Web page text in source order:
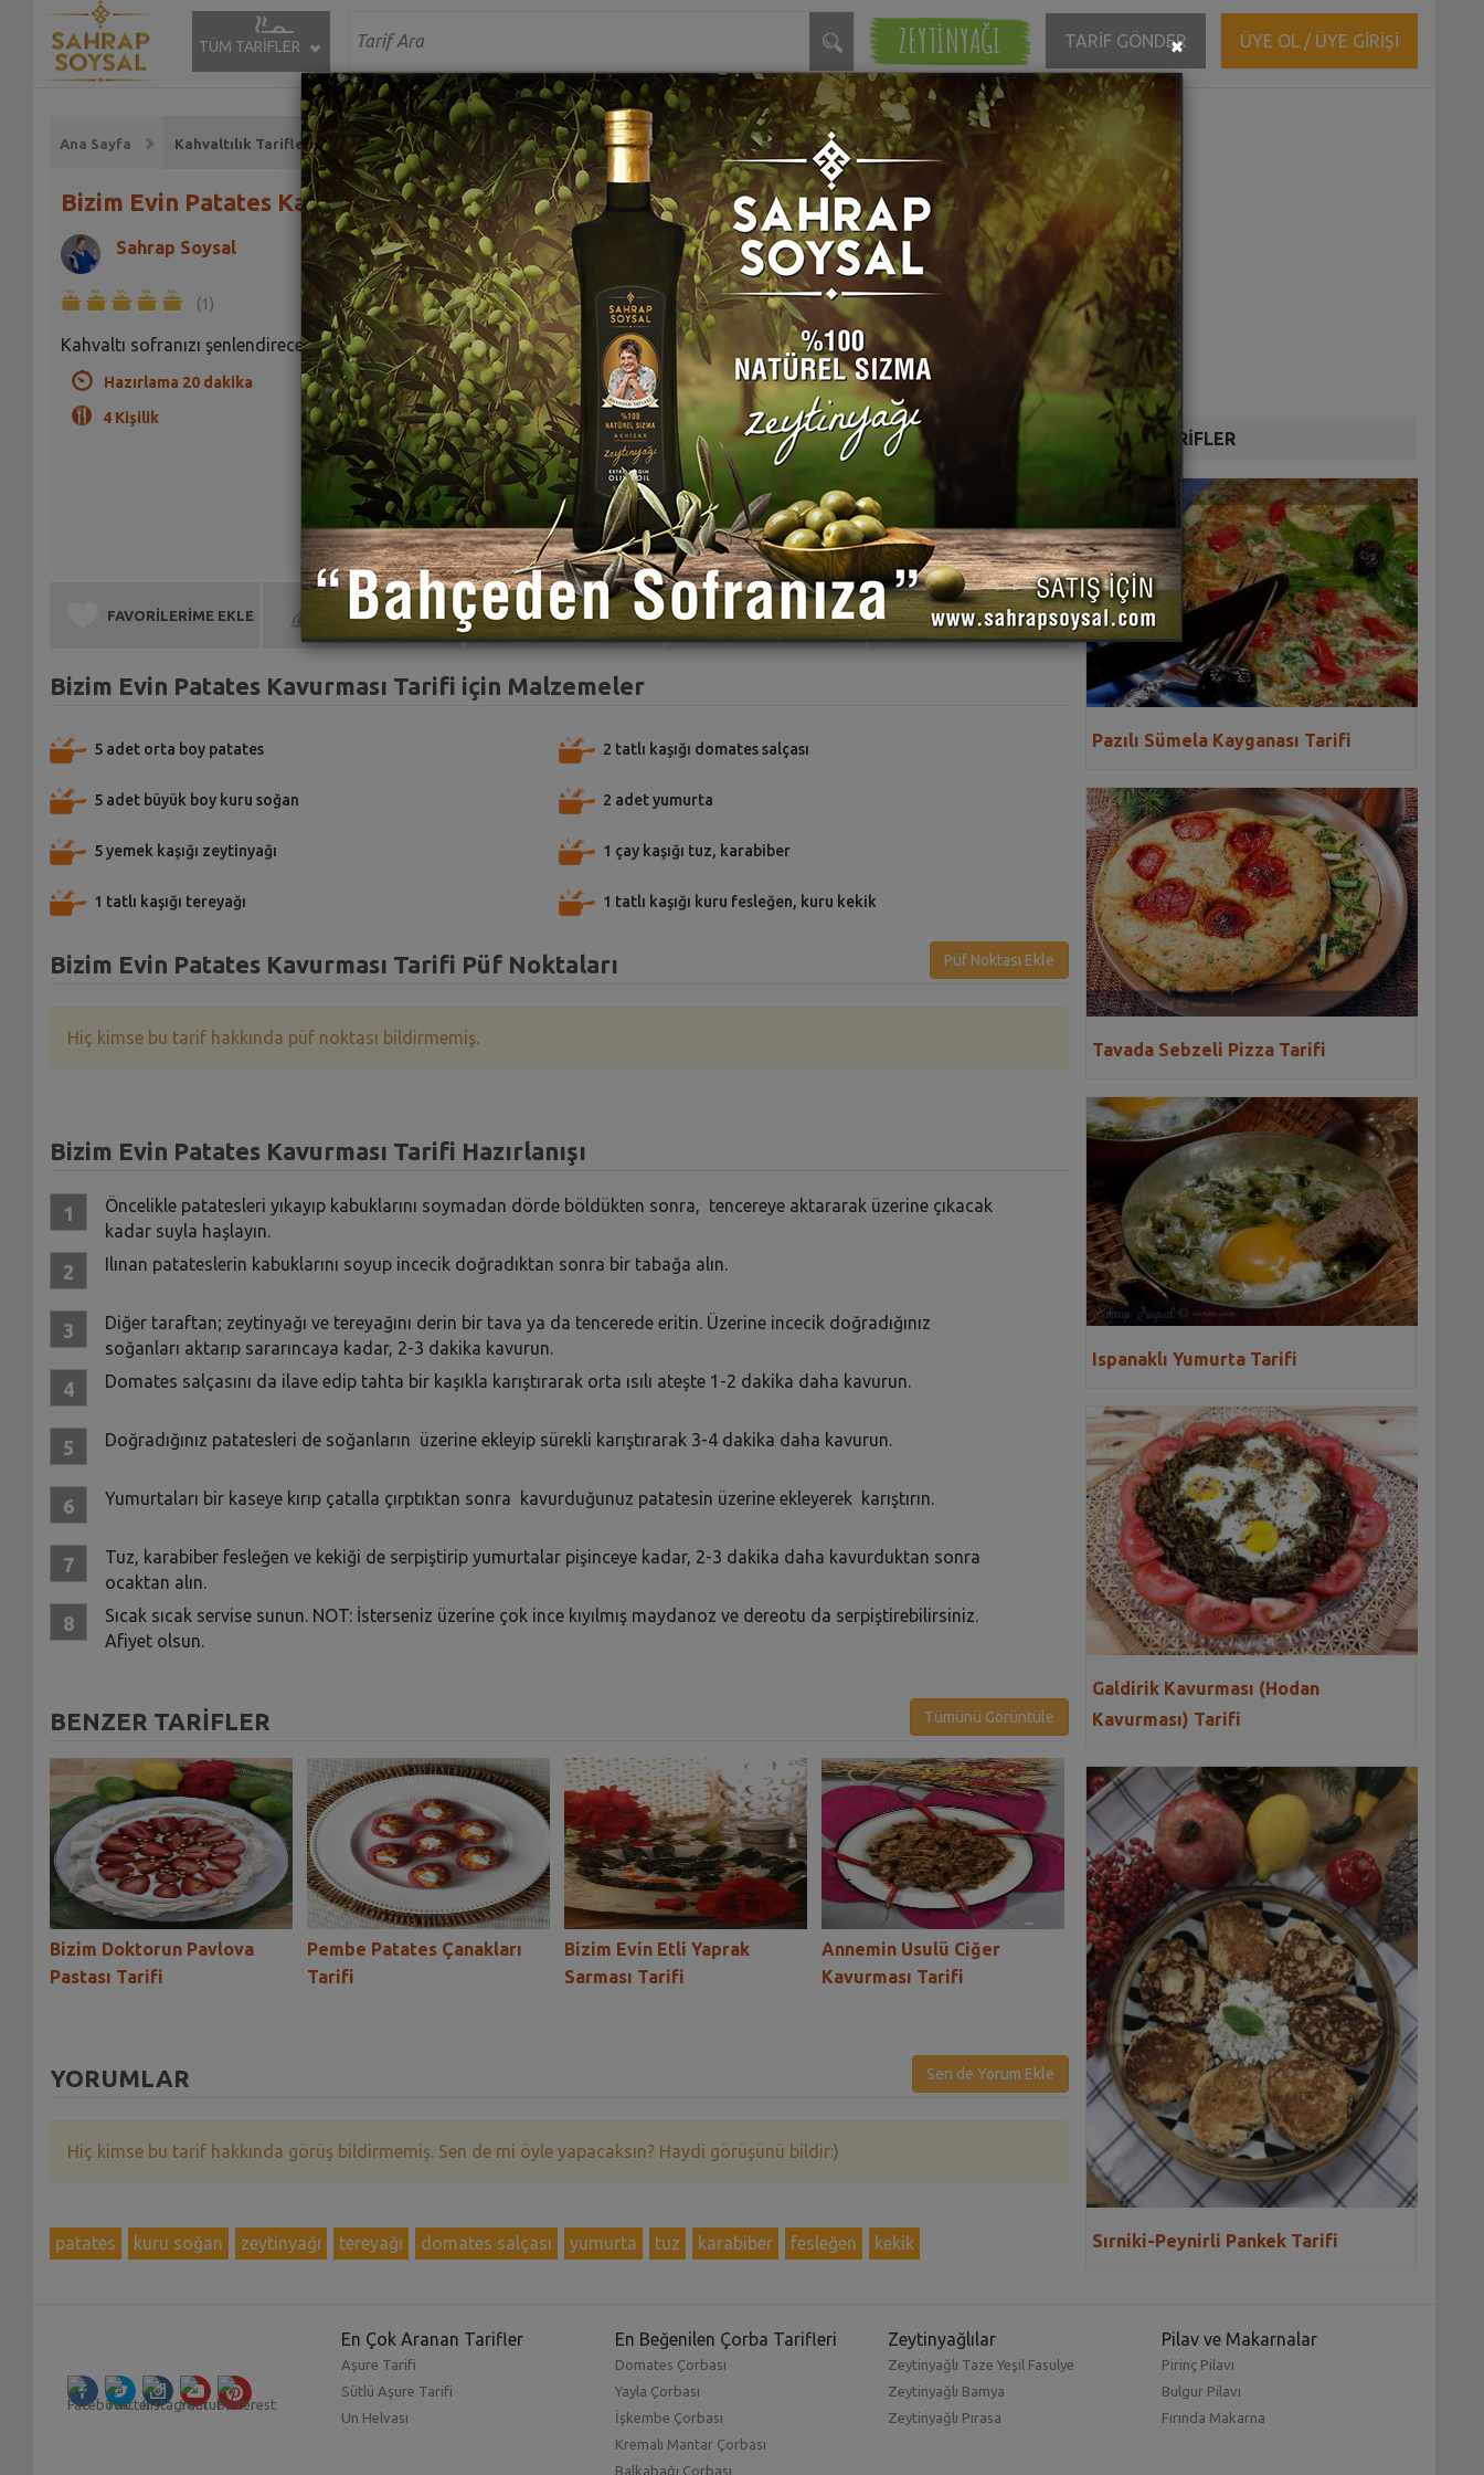
TÜM TARİFLER ZEYTİNYAĞI TARİF GÖNDER ÜYE OL / ÜYE GİRİŞİ
Ana Sayfa Kahvaltılık Tarifleri
Bizim Evin Patates Kavurması Tarifi
Sahrap Soysal
(1)
Kahvaltı sofranızı şenlendirecek leziz bir yemek tarifi
Hazırlama 20 dakika
4 Kişilik
FAVORİLERİME EKLE BEN DE YAPTIM TARİFE PUAN VER TARİFİ PAYLAŞ TARİFİ YAZDIR
Bizim Evin Patates Kavurması Tarifi için Malzemeler
5 adet orta boy patates
5 adet büyük boy kuru soğan
5 yemek kaşığı zeytinyağı
1 tatlı kaşığı tereyağı
2 tatlı kaşığı domates salçası
2 adet yumurta
1 çay kaşığı tuz, karabiber
1 tatlı kaşığı kuru fesleğen, kuru kekik
Bizim Evin Patates Kavurması Tarifi Püf Noktaları Püf Noktası Ekle
Hiç kimse bu tarif hakkında püf noktası bildirmemiş.
Bizim Evin Patates Kavurması Tarifi Hazırlanışı
Öncelikle patatesleri yıkayıp kabuklarını soymadan dörde böldükten sonra, tencereye aktararak üzerine çıkacak
kadar suyla haşlayın.
Ilınan patateslerin kabuklarını soyup incecik doğradıktan sonra bir tabağa alın.
Diğer taraftan; zeytinyağı ve tereyağını derin bir tava ya da tencerede eritin. Üzerine incecik doğradığınız
soğanları aktarıp sararıncaya kadar, 2-3 dakika kavurun.
Domates salçasını da ilave edip tahta bir kaşıkla karıştırarak orta ısılı ateşte 1-2 dakika daha kavurun.
Doğradığınız patatesleri de soğanların üzerine ekleyip sürekli karıştırarak 3-4 dakika daha kavurun.
Yumurtaları bir kaseye kırıp çatalla çırptıktan sonra kavurduğunuz patatesin üzerine ekleyerek karıştırın.
Tuz, karabiber fesleğen ve kekiği de serpiştirip yumurtalar pişinceye kadar, 2-3 dakika daha kavurduktan sonra
ocaktan alın.
Sıcak sıcak servise sunun. NOT: İsterseniz üzerine çok ince kıyılmış maydanoz ve dereotu da serpiştirebilirsiniz.
Afiyet olsun.
BENZER TARİFLER Tümünü Görüntüle
Bizim Doktorun Pavlova
Pastası Tarifi
Pembe Patates Çanakları
Tarifi
Bizim Evin Etli Yaprak
Sarması Tarifi
Annemin Usulü Ciğer
Kavurması Tarifi
Bizim Evin Soğanlı Pilavı
Tarifi
Yoğurtlu Hazır
Kavurması Tarifi
YORUMLAR Sen de Yorum Ekle
Hiç kimse bu tarif hakkında görüş bildirmemiş. Sen de mi öyle yapacaksın? Haydi görüşünü bildir:)
patates kuru soğan zeytinyağı tereyağı domates salçası yumurta tuz karabiber fesleğen kekik
DİĞER TARİFLER
Pazılı Sümela Kayganası Tarifi
Tavada Sebzeli Pizza Tarifi
Ispanaklı Yumurta Tarifi
Galdirik Kavurması (Hodan
Kavurması) Tarifi
Sırniki-Peynirli Pankek Tarifi
En Çok Aranan Tarifler
Aşure Tarifi
Sütlü Aşure Tarifi
Un Helvası
En Beğenilen Çorba Tarifleri
Domates Çorbası
Yayla Çorbası
İşkembe Çorbası
Kremalı Mantar Çorbası
Balkabağı Çorbası
Zeytinyağlılar
Zeytinyağlı Taze Yeşil Fasulye
Zeytinyağlı Bamya
Zeytinyağlı Pırasa
Pilav ve Makarnalar
Pirinç Pilavı
Bulgur Pilavı
Fırında Makarna
×Close